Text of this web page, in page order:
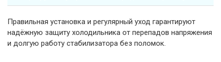
Правильная установка и регулярный уход гарантируют
надёжную защиту холодильника от перепадов напряжения
и долгую работу стабилизатора без поломок.